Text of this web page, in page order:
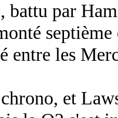
battu par
entre les
et